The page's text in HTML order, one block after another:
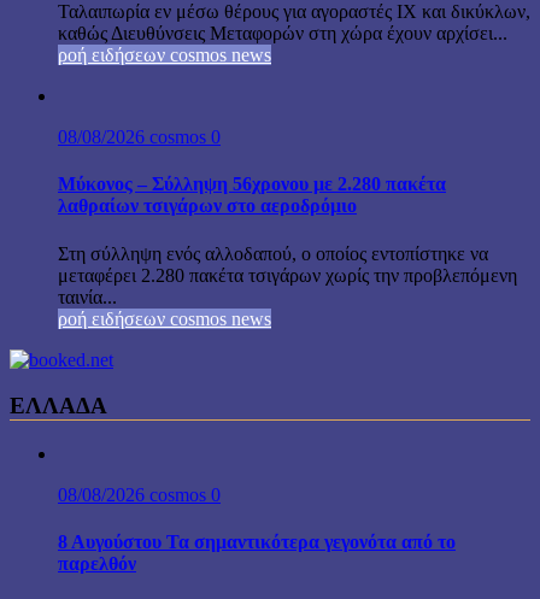
Ταλαιπωρία εν μέσω θέρους για αγοραστές ΙΧ και δικύκλων,
καθώς Διευθύνσεις Μεταφορών στη χώρα έχουν αρχίσει...
ροή ειδήσεων cosmos news
08/08/2026 cosmos 0
Μύκονος – Σύλληψη 56χρονου με 2.280 πακέτα
λαθραίων τσιγάρων στο αεροδρόμιο
Στη σύλληψη ενός αλλοδαπού, ο οποίος εντοπίστηκε να
μεταφέρει 2.280 πακέτα τσιγάρων χωρίς την προβλεπόμενη
ταινία...
ροή ειδήσεων cosmos news
ΕΛΛΑΔΑ
08/08/2026 cosmos 0
8 Αυγούστου Τα σημαντικότερα γεγονότα από το
παρελθόν